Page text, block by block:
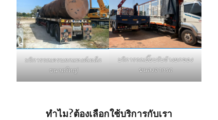
บริการรถเครนยกแทงค์เหล็ก
ขนาดใหญ่
บริการรถเฮี๊ยบรับจ้างยกของ
ขนลงจากรถ
ทำไม?ต้องเลือกใช้บริการกับเรา